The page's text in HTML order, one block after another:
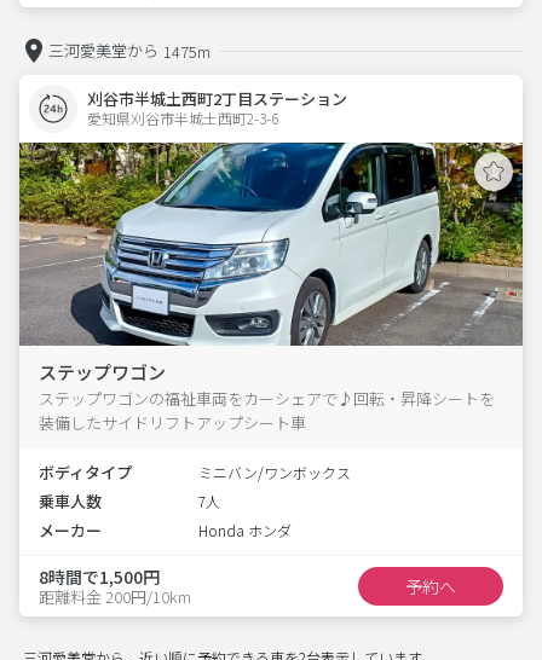
三河愛美堂から 1475m
刈谷市半城土西町2丁目ステーション
愛知県刈谷市半城土西町2-3-6
ステップワゴン
ステップワゴンの福祉車両をカーシェアで♪回転・昇降シートを
装備したサイドリフトアップシート車
ボディタイプ ミニバン/ワンボックス
乗車人数 7人
メーカー Honda ホンダ
8時間で1,500円
距離料金 200円/10km 予約へ